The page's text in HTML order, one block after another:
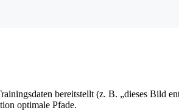
bereitstellt (z. B. „dieses Bild
optimale Pfade.